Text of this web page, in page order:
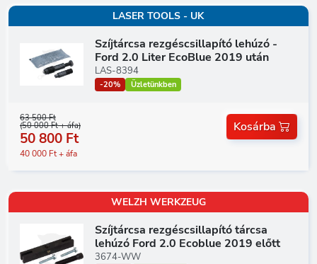
LASER TOOLS - UK
Szíjtárcsa rezgéscsillapító lehúzó -
Ford 2.0 Liter EcoBlue 2019 után
LAS-8394
-20% Üzletünkben
63 500 Ft
(50 000 Ft + áfa)
50 800 Ft
40 000 Ft + áfa
Kosárba
WELZH WERKZEUG
Szíjtárcsa rezgéscsillapító tárcsa
lehúzó Ford 2.0 Ecoblue 2019 előtt
3674-WW